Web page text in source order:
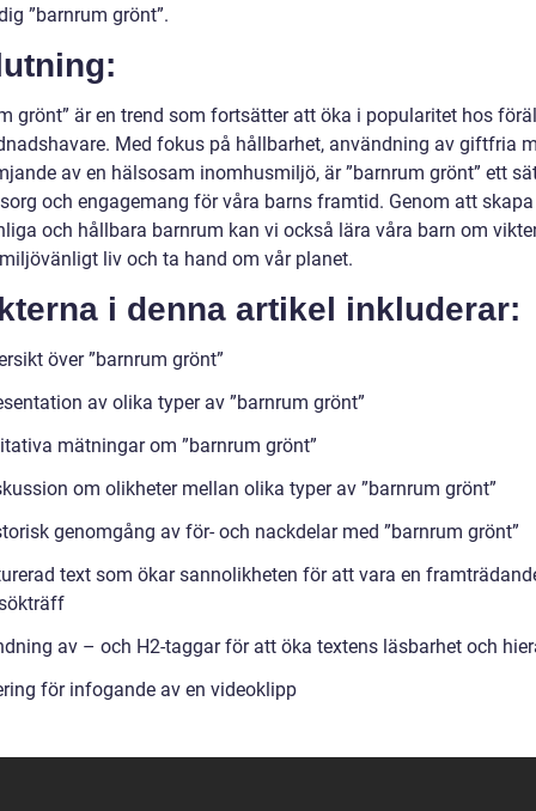
”barnrum grönt”.
grönt” är en trend som fortsätter att öka i popularitet hos
Med fokus på hållbarhet, användning av giftfria
av en hälsosam inomhusmiljö, är ”barnrum grönt” ett
och engagemang för våra barns framtid. Genom att skapa
och hållbara barnrum kan vi också lära våra barn om
liv och ta hand om vår planet.
i denna artikel inkluderar:
över ”barnrum grönt”
av olika typer av ”barnrum grönt”
mätningar om ”barnrum grönt”
om olikheter mellan olika typer av ”barnrum grönt”
genomgång av för- och nackdelar med ”barnrum grönt”
text som ökar sannolikheten för att vara en
av – och H2-taggar för att öka textens läsbarhet och
för infogande av en videoklipp